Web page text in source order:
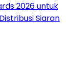
2026 untuk
Siaran